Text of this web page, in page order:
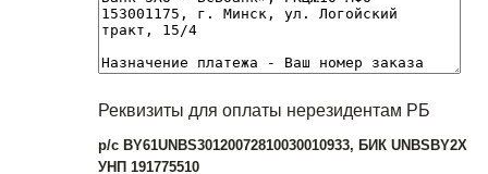
Реквизиты для оплаты нерезидентам РБ
р/с BY61UNBS30120072810030010933, БИК UNBSBY2X
УНП 191775510